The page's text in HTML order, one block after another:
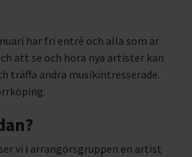
har fri entré och alla som är
att se och höra nya artister kan
träffa andra musikintresserade.
vi i arrangörsgruppen en artist